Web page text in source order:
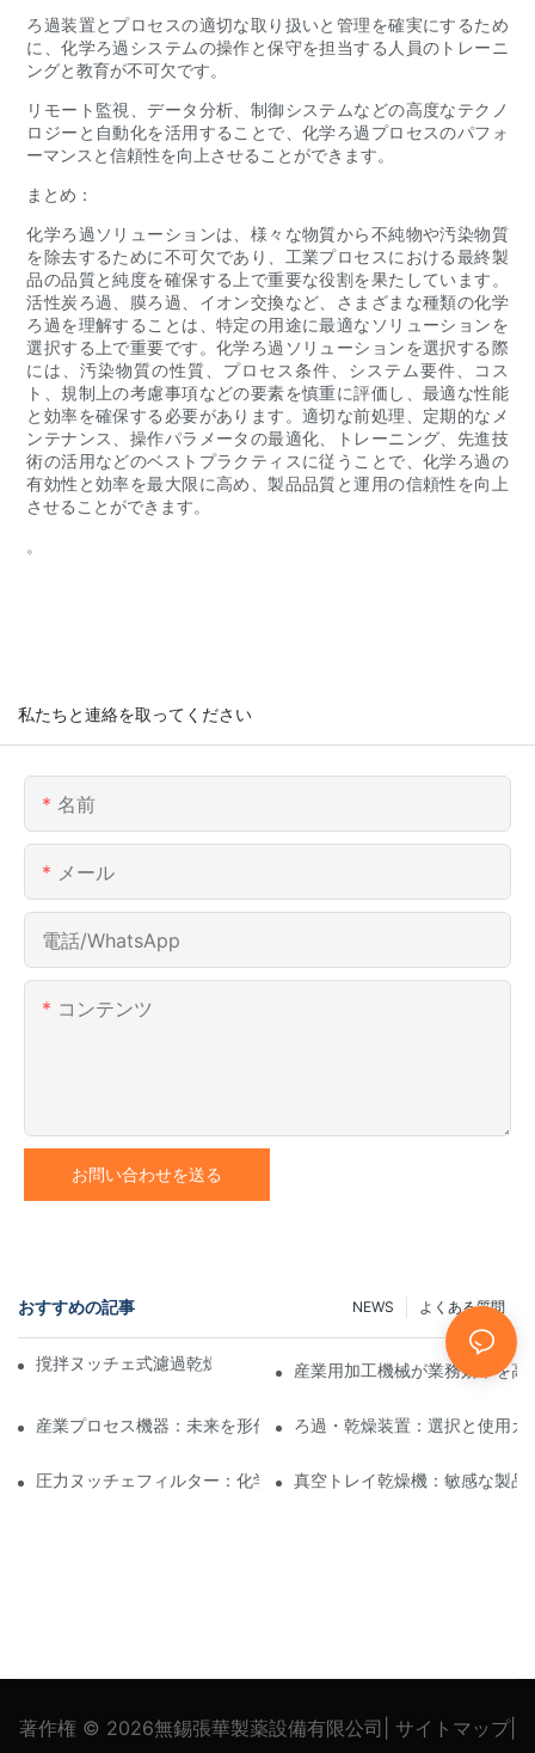
ろ過装置とプロセスの適切な取り扱いと管理を確実にするため
に、化学ろ過システムの操作と保守を担当する人員のトレーニ
ングと教育が不可欠です。
リモート監視、データ分析、制御システムなどの高度なテクノ
ロジーと自動化を活用することで、化学ろ過プロセスのパフォ
ーマンスと信頼性を向上させることができます。
まとめ：
化学ろ過ソリューションは、様々な物質から不純物や汚染物質
を除去するために不可欠であり、工業プロセスにおける最終製
品の品質と純度を確保する上で重要な役割を果たしています。
活性炭ろ過、膜ろ過、イオン交換など、さまざまな種類の化学
ろ過を理解することは、特定の用途に最適なソリューションを
選択する上で重要です。化学ろ過ソリューションを選択する際
には、汚染物質の性質、プロセス条件、システム要件、コス
ト、規制上の考慮事項などの要素を慎重に評価し、最適な性能
と効率を確保する必要があります。適切な前処理、定期的なメ
ンテナンス、操作パラメータの最適化、トレーニング、先進技
術の活用などのベストプラクティスに従うことで、化学ろ過の
有効性と効率を最大限に高め、製品品質と運用の信頼性を向上
させることができます。
。
私たちと連絡を取ってください
名前
メール
電話/WhatsApp
コンテンツ
お問い合わせを送る
おすすめの記事 よくある質問
NEWS
撹拌ヌッチェ式濾過乾燥機と他の乾燥方法の比較産業用加工機械が業務効率を高
産業プロセス機器：未来を形作るイノベーションろ過・乾燥装置：選択と使用ガ
圧力ヌッチェフィルター：化学および食品産業における用途
真空トレイ乾燥機：敏感な製
著作権 © 2026無錫張華製薬設備有限公司 サイトマップ|